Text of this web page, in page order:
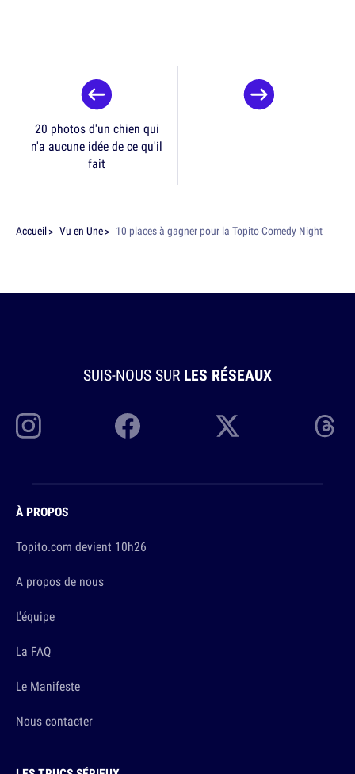
20 photos d'un chien qui
n'a aucune idée de ce qu'il
fait
Accueil Vu en Une 10 places à gagner pour la Topito Comedy Night
SUIS-NOUS SUR LES RÉSEAUX
À PROPOS
Topito.com devient 10h26
A propos de nous
L'équipe
La FAQ
Le Manifeste
Nous contacter